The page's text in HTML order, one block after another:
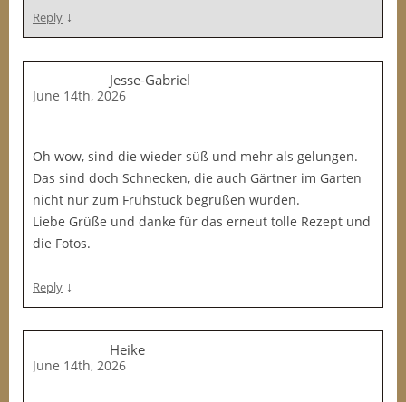
Reply ↓
Jesse-Gabriel
June 14th, 2026
Oh wow, sind die wieder süß und mehr als gelungen.
Das sind doch Schnecken, die auch Gärtner im Garten
nicht nur zum Frühstück begrüßen würden.
Liebe Grüße und danke für das erneut tolle Rezept und
die Fotos.
Reply ↓
Heike
June 14th, 2026